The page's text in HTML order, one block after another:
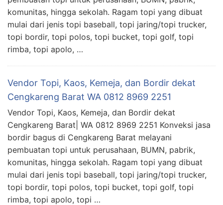
komunitas, hingga sekolah. Ragam topi yang dibuat
mulai dari jenis topi baseball, topi jaring/topi trucker,
topi bordir, topi polos, topi bucket, topi golf, topi
rimba, topi apolo, …
Vendor Topi, Kaos, Kemeja, dan Bordir dekat
Cengkareng Barat WA 0812 8969 2251
Vendor Topi, Kaos, Kemeja, dan Bordir dekat
Cengkareng Barat| WA 0812 8969 2251 Konveksi jasa
bordir bagus di Cengkareng Barat melayani
pembuatan topi untuk perusahaan, BUMN, pabrik,
komunitas, hingga sekolah. Ragam topi yang dibuat
mulai dari jenis topi baseball, topi jaring/topi trucker,
topi bordir, topi polos, topi bucket, topi golf, topi
rimba, topi apolo, topi …